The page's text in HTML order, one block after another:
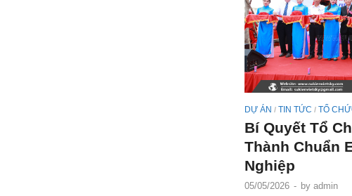
DỰ ÁN / TIN TỨC / TỔ
Bí Quyết Tổ
Thành Chuẩn
Nghiệp
05/05/2026 - byadmin